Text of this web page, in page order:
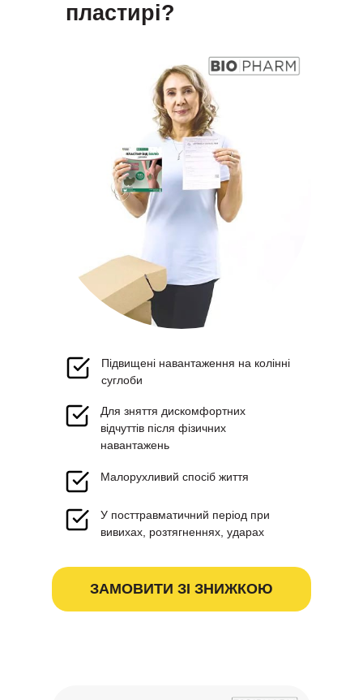
пластирі?
Підвищені навантаження на колінні
суглоби
Для зняття дискомфортних
відчуттів після фізичних
навантажень
У посттравматичний період при
вивихах, розтягненнях, ударах
Малорухливий спосіб життя
ЗАМОВИТИ ЗІ ЗНИЖКОЮ